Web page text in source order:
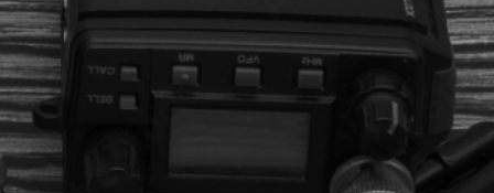
ポータブルワイヤレスアンプ